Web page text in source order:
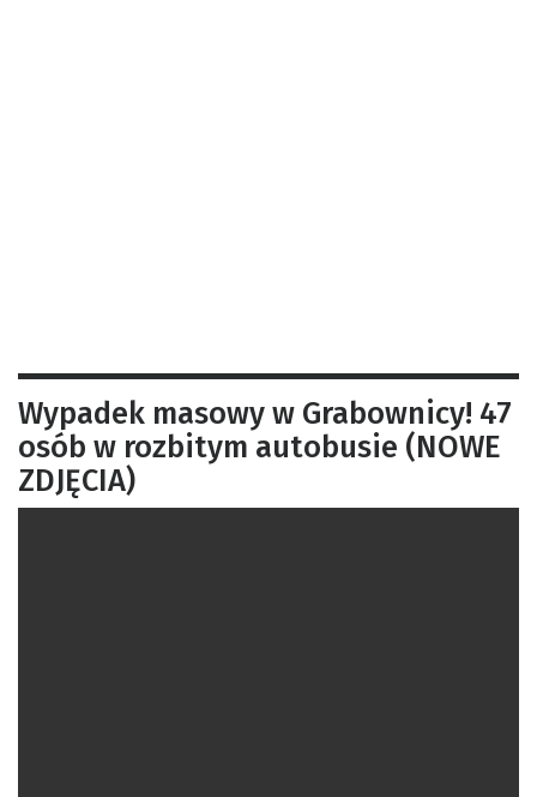
Wypadek masowy w Grabownicy! 47
osób w rozbitym autobusie (NOWE
ZDJĘCIA)